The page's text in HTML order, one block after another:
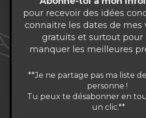
pour recevoir des idées
connaitre les dates de mes
gratuits et surtout pour
manquer les meilleures
**Je ne partage pas ma liste
personne !
Tu peux te désabonner en
un clic.**